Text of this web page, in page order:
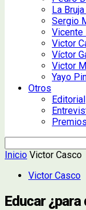
La
Sergio
Vicente
Victor
Víctor
Victor
Yayo
Otros
Editorial
Inicio Victor Casco
Victor Casco
Educar ¿para